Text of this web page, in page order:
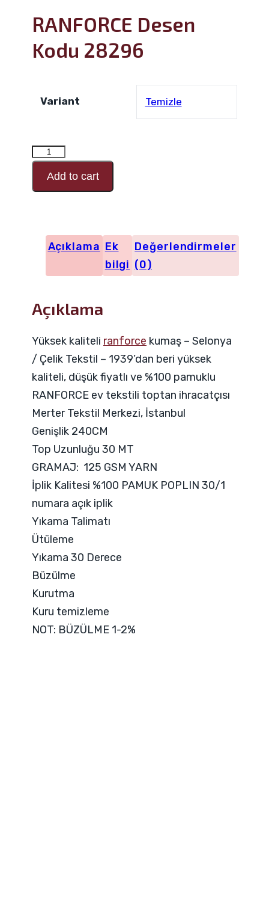
RANFORCE Desen
Kodu 28296
Variant Temizle
RANFORCE
Desen
Kodu
Add to cart
Açıklama Ek
bilgi
Değerlendirmeler
(0)
Açıklama
Yüksek kaliteli ranforce kumaş – Selonya
/ Çelik Tekstil – 1939’dan beri yüksek
kaliteli, düşük fiyatlı ve %100 pamuklu
RANFORCE ev tekstili toptan ihracatçısı
Merter Tekstil Merkezi, İstanbul
Genişlik 240CM
Top Uzunluğu 30 MT
GRAMAJ: 125 GSM YARN
İplik Kalitesi %100 PAMUK POPLIN 30/1
numara açık iplik
Yıkama Talimatı
Ütüleme
Yıkama 30 Derece
Büzülme
Kurutma
Kuru temizleme
NOT: BÜZÜLME 1-2%